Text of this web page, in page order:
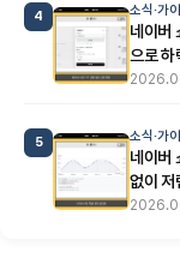
4 소식·가
네이버
으로 하
5 소식·가
네이버
없이 저